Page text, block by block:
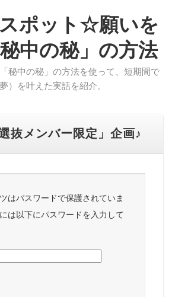
ポット☆願いを
中の秘」の方法
秘中の秘」の方法を使って、短期間で
）を叶えた実話を紹介。
抜メンバー限定」企画♪
はパスワードで保護されていま
は以下にパスワードを入力して